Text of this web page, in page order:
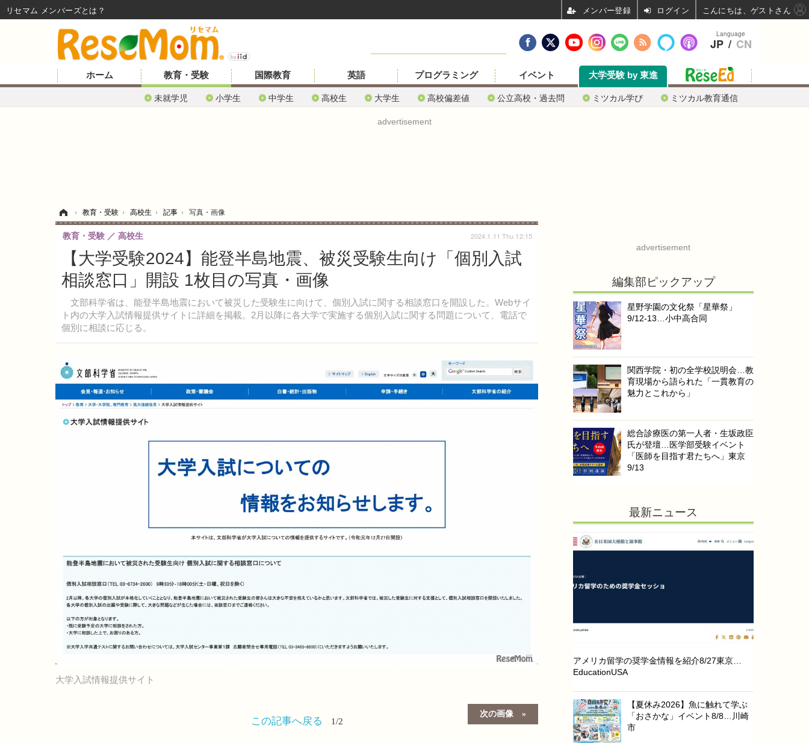
ホーム 教育・受験
未就学児 小学生 中学生 高校生 大学生 高校偏差値 公立高校・過去問 ミツカル学び ミツカル教育通信
国際教育 英語 プログラミング イベント 大学受験 by 東進
advertisement
› 教育・受験 › 高校生 › 記事 › 写真・画像
【大学受験2024】能登半島地震、被災受験生向け「個別入試
相談窓口」開設 1枚目の写真・画像
文部科学省は、能登半島地震において被災した受験生に向けて、個別入試に関する相談窓口を開設した。Webサイ
ト内の大学入試情報提供サイトに詳細を掲載。2月以降に各大学で実施する個別入試に関する問題について、電話で
個別に相談に応じる。
教育・受験 高校生 2024.1.11 Thu 12:15
大学入試情報提供サイト
次の画像
この記事へ戻る 1/2
advertisement
編集部ピックアップ
星野学園の文化祭「星華祭」
9/12-13…小中高合同
関西学院・初の全学校説明会…教
育現場から語られた「一貫教育の
魅力とこれから」
総合診療医の第一人者・生坂政臣
氏が登壇…医学部受験イベント
「医師を目指す君たちへ」東京
9/13
最新ニュース
アメリカ留学の奨学金情報を紹介8/27東京…
EducationUSA
【夏休み2026】魚に触れて学ぶ
「おさかな」イベント8/8…川崎
市
Language
JP / CN
リセマム メンバーズ ログイン こんにちは、ゲストさん